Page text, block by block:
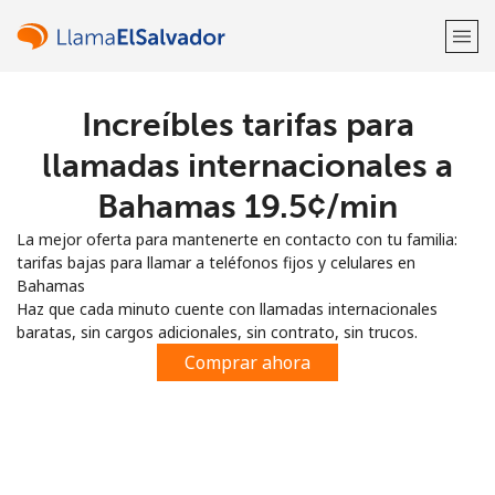
¡Bienvenido!
Regístrate con
o
Increíbles tarifas para
llamadas internacionales a
Bahamas ⁦19.5¢⁩/min
La mejor oferta para mantenerte en contacto con tu familia:
tarifas bajas para llamar a teléfonos fijos y celulares en
Bahamas
Haz que cada minuto cuente con llamadas internacionales
baratas, sin cargos adicionales, sin contrato, sin trucos.
Comprar ahora